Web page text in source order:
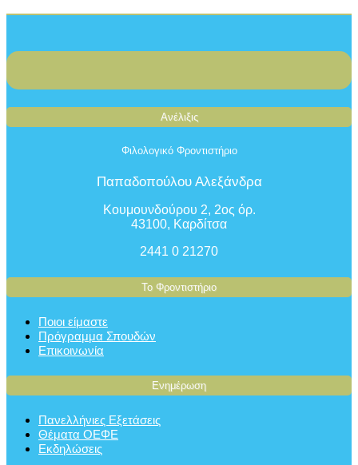
Ανέλιξις
Φιλολογικό Φροντιστήριο
Παπαδοπούλου Αλεξάνδρα
Κουμουνδούρου 2, 2ος όρ.
43100, Καρδίτσα
2441 0 21270
Το Φροντιστήριο
Ποιοι είμαστε
Πρόγραμμα Σπουδών
Επικοινωνία
Ενημέρωση
Πανελλήνιες Εξετάσεις
Θέματα ΟΕΦΕ
Εκδηλώσεις